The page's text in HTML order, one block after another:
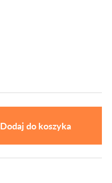
Dodaj do koszyka